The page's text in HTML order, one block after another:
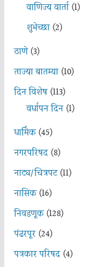
वाणिज्य वार्ता(1)
शुभेच्छा(2)
ठाणे(3)
ताज्या बातम्या(10)
दिन विशेष(113)
वर्धापन दिन(1)
धार्मिक(45)
नगरपरिषद(8)
नाट्य/चित्रपट(11)
नासिक(16)
निवडणूक(128)
पंढरपूर(24)
पत्रकार परिषद(4)